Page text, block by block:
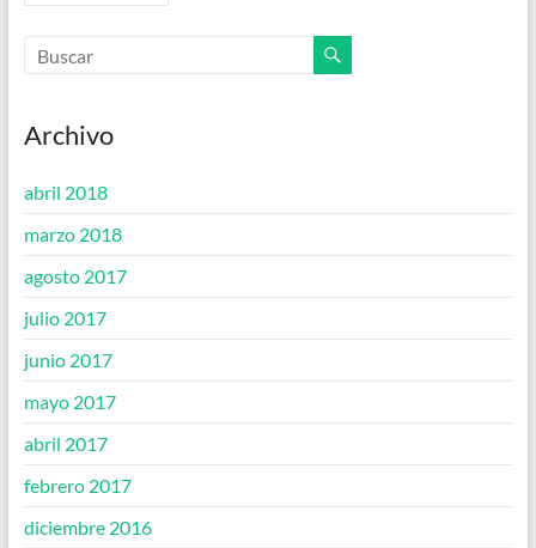
Archivo
abril 2018
marzo 2018
agosto 2017
julio 2017
junio 2017
mayo 2017
abril 2017
febrero 2017
diciembre 2016